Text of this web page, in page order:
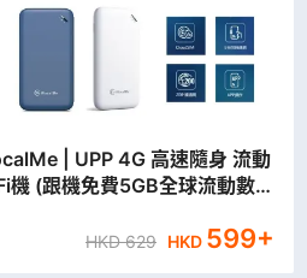
| UPP 4G 高速隨身 流動
機 (跟機免費5GB全球流動數
HKD629 HKD 599+